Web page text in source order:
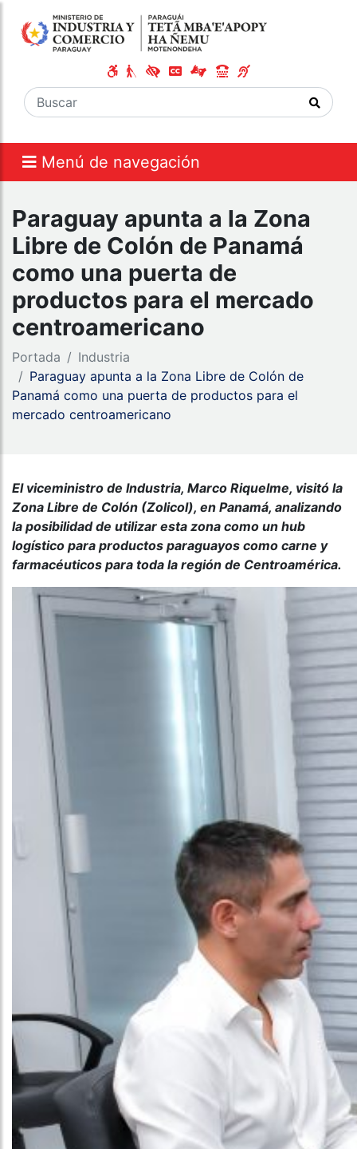
Menú de navegación
Paraguay apunta a la Zona
Libre de Colón de Panamá
como una puerta de
productos para el mercado
centroamericano
Portada
Industria
Paraguay apunta a la Zona Libre de Colón de
Panamá como una puerta de productos para el
mercado centroamericano
El viceministro de Industria, Marco Riquelme, visitó la
Zona Libre de Colón (Zolicol), en Panamá, analizando
la posibilidad de utilizar esta zona como un hub
logístico para productos paraguayos como carne y
farmacéuticos para toda la región de Centroamérica.